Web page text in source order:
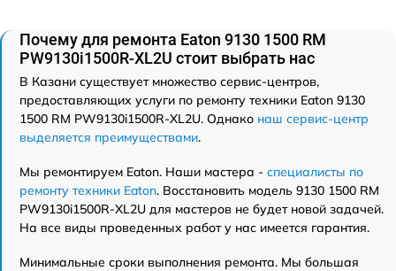
Почему для ремонта Eaton 9130 1500 RM
PW9130i1500R-XL2U стоит выбрать нас
В Казани существует множество сервис-центров,
предоставляющих услуги по ремонту техники Eaton 9130
1500 RM PW9130i1500R-XL2U. Однако наш сервис-центр
выделяется преимуществами.
Мы ремонтируем Eaton. Наши мастера - специалисты по
ремонту техники Eaton. Восстановить модель 9130 1500 RM
PW9130i1500R-XL2U для мастеров не будет новой задачей.
На все виды проведенных работ у нас имеется гарантия.
Минимальные сроки выполнения ремонта. Мы большая